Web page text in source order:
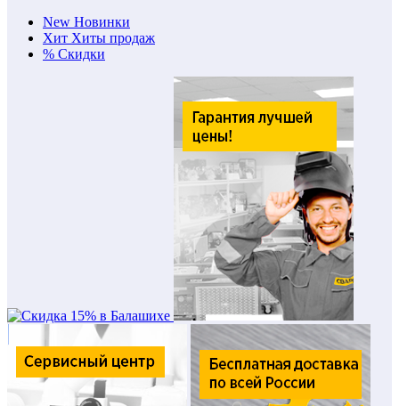
New Новинки
Хит Хиты продаж
% Скидки